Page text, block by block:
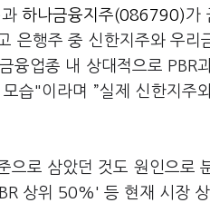
과하나금융지주(086790)가
은행주 중 신한지주와 우
융업종 내 상대적으로 PBR
습"이라며 ”실제 신한지주
으로 삼았던 것도 원인으로
상위 50%' 등 현재 시장